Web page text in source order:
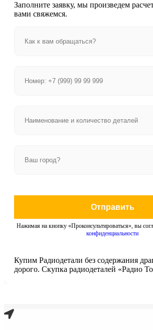
Заполните заявку, мы произведем
вами свяжемся.
Отправить
Нажимая на кнопку «Проконсультироваться», вы
конфиденциальности
Купим Радиодетали без содержания
дорого. Скупка радиодеталей «Радио